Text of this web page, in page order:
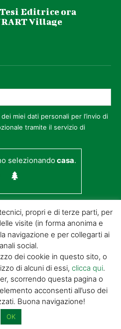
Editrice ora
Village
miei dati personali per l’invio di
tramite il servizio di
selezionandocasa.
S.R.L. | P.IVA
BADIA 14 – 51100 LOC.
|POWERED BY
Policy
Condizioni
|Site Map
propri e di terze parti, per
visite (in forma anonima e
navigazione e per collegarti ai
social.
dei cookie in questo sito, o
di alcuni di essi, clicca qui.
scorrendo questa pagina o
acconsenti all’uso dei
Buona navigazione!
OK